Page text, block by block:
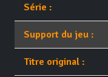
Série :
Support du jeu :
Titre original :